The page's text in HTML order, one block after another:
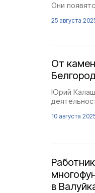
Они
25 августа
От
Юрий
10 августа
в